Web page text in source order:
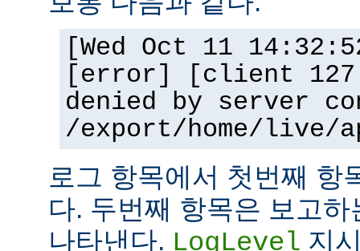
[Wed Oct 11
[error] [client
denied by server
/export/home/live/
로그 항목에서 첫번째 항
다. 두번째 항목은 보고
나타낸다. LogLevel 지